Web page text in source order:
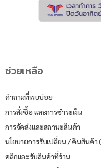
ช่วยเหลือ
คำถามที่พบบ่อย
การสั่งซื้อ และการชำระเงิน
การจัดส่งและสถานะสินค้า
นโยบายการรับเปลี่ยน / คืนสินค้า
คลิกและรับสินค้าที่ร้าน